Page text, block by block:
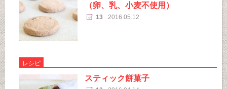
（卵、乳、小麦不使用）
13 2016.05.12
レシピ
スティック餅菓子